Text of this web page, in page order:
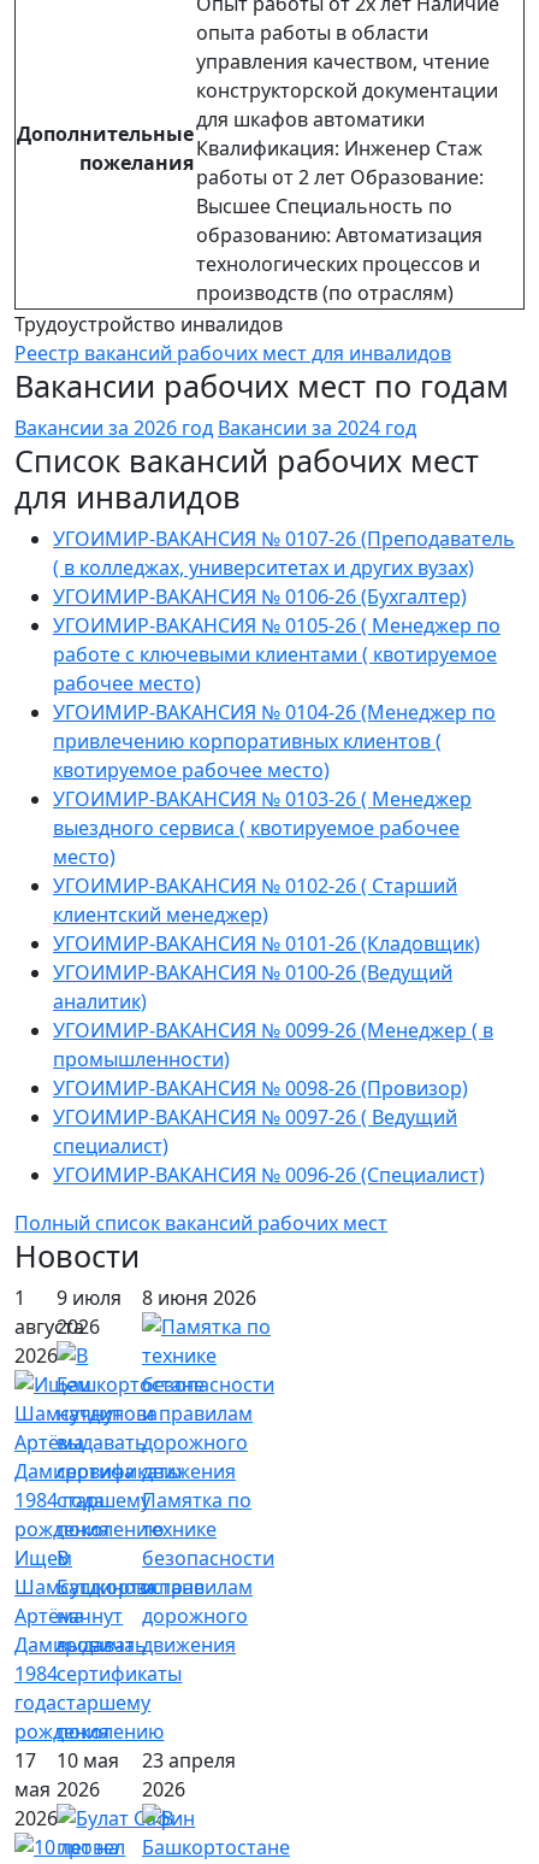
Дополнительные
пожелания
опыта работы в области
управления качеством, чтение
конструкторской документации
для шкафов автоматики
Квалификация: Инженер Стаж
работы от 2 лет Образование:
Высшее Специальность по
образованию: Автоматизация
технологических процессов и
производств (по отраслям)
Трудоустройство инвалидов
Реестр вакансий рабочих мест для инвалидов
Вакансии рабочих мест по годам
Вакансии за 2026 год Вакансии за 2024 год
Список вакансий рабочих мест
для инвалидов
УГОИМИР-ВАКАНСИЯ № 0107-26 (Преподаватель
( в колледжах, университетах и других вузах)
УГОИМИР-ВАКАНСИЯ № 0106-26 (Бухгалтер)
УГОИМИР-ВАКАНСИЯ № 0105-26 ( Менеджер по
работе с ключевыми клиентами ( квотируемое
рабочее место)
УГОИМИР-ВАКАНСИЯ № 0104-26 (Менеджер по
привлечению корпоративных клиентов (
квотируемое рабочее место)
УГОИМИР-ВАКАНСИЯ № 0103-26 ( Менеджер
выездного сервиса ( квотируемое рабочее
место)
УГОИМИР-ВАКАНСИЯ № 0102-26 ( Старший
клиентский менеджер)
УГОИМИР-ВАКАНСИЯ № 0101-26 (Кладовщик)
УГОИМИР-ВАКАНСИЯ № 0100-26 (Ведущий
аналитик)
УГОИМИР-ВАКАНСИЯ № 0099-26 (Менеджер ( в
промышленности)
УГОИМИР-ВАКАНСИЯ № 0098-26 (Провизор)
УГОИМИР-ВАКАНСИЯ № 0097-26 ( Ведущий
специалист)
УГОИМИР-ВАКАНСИЯ № 0096-26 (Специалист)
Полный список вакансий рабочих мест
Новости
1
августа
2026
Ищем
Шамсутдинова
Артёма
Дамировича
1984
года
рождения
9 июля
2026
В
Башкортостане
начнут
выдавать
сертификаты
старшему
поколению
8 июня 2026
Памятка по
технике
безопасности
и правилам
дорожного
движения
17
мая
2026
10 мая
2026
23 апреля
2026